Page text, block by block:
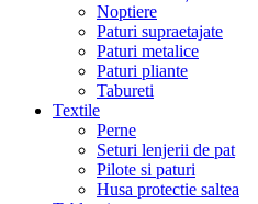
Noptiere
Paturi supraetajate
Paturi metalice
Paturi pliante
Tabureti
Textile
Perne
Seturi lenjerii de pat
Pilote si paturi
Husa protectie saltea